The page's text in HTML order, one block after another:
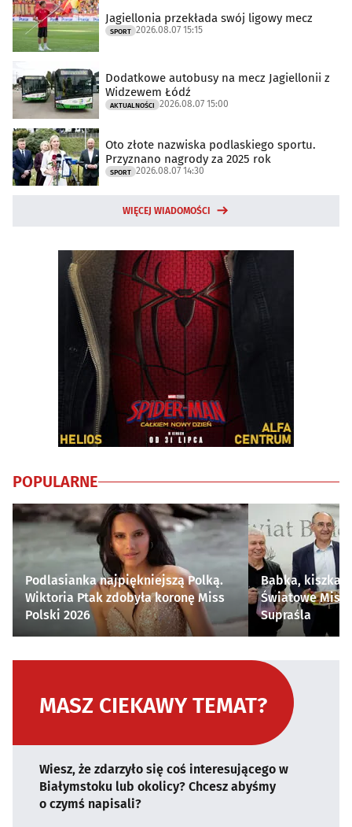
Jagiellonia przekłada swój ligowy mecz
SPORT 2026.08.07 15:15
Dodatkowe autobusy na mecz Jagiellonii z
Widzewem Łódź
AKTUALNOŚCI 2026.08.07 15:00
Oto złote nazwiska podlaskiego sportu.
Przyznano nagrody za 2025 rok
SPORT 2026.08.07 14:30
WIĘCEJ WIADOMOŚCI
POPULARNE
Podlasianka najpiękniejszą Polką.
Wiktoria Ptak zdobyła koronę Miss
Polski 2026
Babka, kiszka i
Światowe
Supraśla
MASZ CIEKAWY TEMAT?
Wiesz, że zdarzyło się coś interesującego w
Białymstoku lub okolicy? Chcesz abyśmy
o czymś napisali?